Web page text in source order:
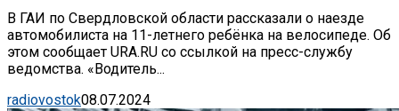
В ГАИ по Свердловской области рассказали о наезде
автомобилиста на 11-летнего ребёнка на велосипеде. Об
этом сообщает URA.RU со ссылкой на пресс-службу
ведомства. «Водитель...
radiovostok08.07.2024